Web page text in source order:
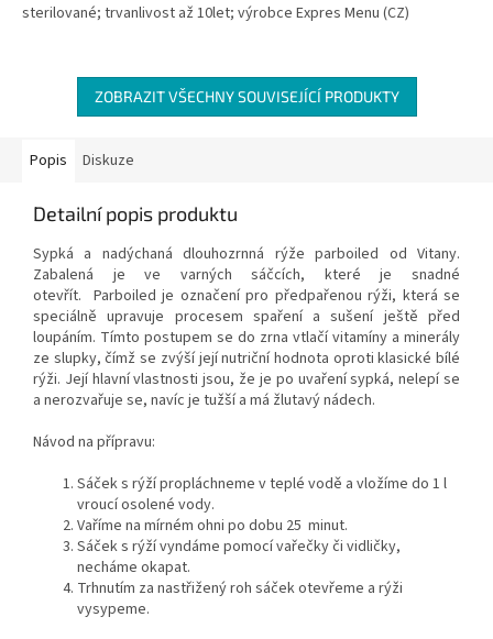
sterilované; trvanlivost až 10let; výrobce Expres Menu (CZ)
ZOBRAZIT VŠECHNY SOUVISEJÍCÍ PRODUKTY
Popis Diskuze
Detailní popis produktu
Sypká a nadýchaná dlouhozrnná rýže parboiled odVitany.
Zabalená je ve varných sáčcích, které je snadné
otevřít. Parboiled je označení pro předpařenou rýži, která se
speciálně upravuje procesem spaření a sušení ještě před
loupáním. Tímto postupem se do zrna vtlačí vitamíny a minerály
ze slupky,čímž se zvýší její nutriční hodnota oproti klasické bílé
rýži. Její hlavní vlastnosti jsou, že je po uvaření sypká, nelepí se
a nerozvařuje se, navíc je tužší a má žlutavý nádech.
Návod na přípravu:
Sáček s rýží propláchneme v teplé vodě a vložíme do 1 l
vroucí osolené vody.
Vaříme na mírném ohni po dobu 25 minut.
Sáček s rýží vyndáme pomocí vařečky či vidličky,
necháme okapat.
Trhnutím za nastřižený roh sáček otevřeme a rýži
vysypeme.